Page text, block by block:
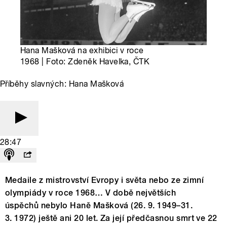
Hana Mašková na exhibici v roce
1968 | Foto: Zdeněk Havelka, ČTK
Příběhy slavných: Hana Mašková
28:47
Medaile z mistrovství Evropy i světa nebo ze zimní
olympiády v roce 1968… V době největších
úspěchů nebylo Haně Mašková (26. 9. 1949–31.
3. 1972) ještě ani 20 let. Za její předčasnou smrt ve 22